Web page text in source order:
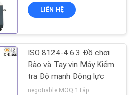
tra tính dễ
chiều dọc
23
Machine 1.3NM 0-180
lần / phút
LIÊN HỆ
ISO 8124-4 6.3 Đồ chơi
Rào và Tay vịn Máy Kiểm
tra Độ mạnh Động lực
negotiable MOQ:1 tập